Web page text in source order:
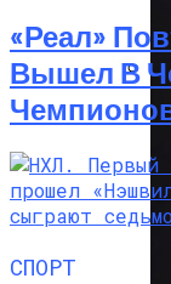
«Реал»
Вышел В
СПОРТ